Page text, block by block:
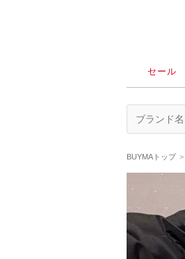
セール
BUYMAトップ